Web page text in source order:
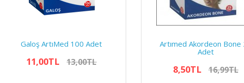
Galoş ArtıMed 100 Adet
11,00TL 13,00TL
Artımed Akordeon Bone
Adet
8,50TL 16,99TL